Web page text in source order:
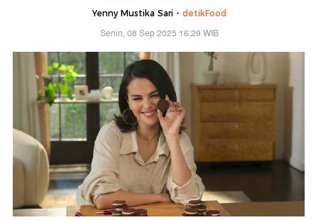
Yenny Mustika Sari - detikFood
Senin, 08 Sep 2025 16:29 WIB